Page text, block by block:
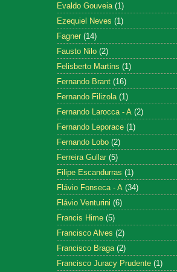
Evaldo Gouveia (1)
Ezequiel Neves (1)
Fagner (14)
Fausto Nilo (2)
Felisberto Martins (1)
Fernando Brant (16)
Fernando Filizola (1)
Fernando Larocca - A (2)
Fernando Leporace (1)
Fernando Lobo (2)
Ferreira Gullar (5)
Filipe Escandurras (1)
Flávio Fonseca - A (34)
Flávio Venturini (6)
Francis Hime (5)
Francisco Alves (2)
Francisco Braga (2)
Francisco Juracy Prudente (1)